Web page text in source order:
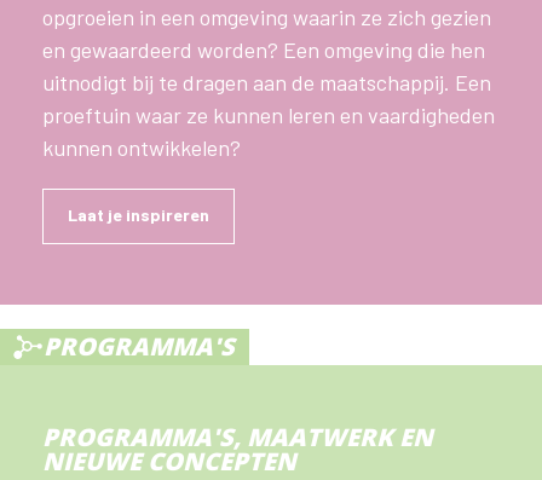
opgroeien in een omgeving waarin ze zich gezien
en gewaardeerd worden? Een omgeving die hen
uitnodigt bij te dragen aan de maatschappij. Een
proeftuin waar ze kunnen leren en vaardigheden
kunnen ontwikkelen?
Laat je inspireren
PROGRAMMA'S
PROGRAMMA'S, MAATWERK EN
NIEUWE CONCEPTEN